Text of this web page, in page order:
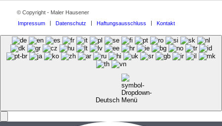
© Copyright - Maler Hausener
Impressum
Datenschutz Haftungsausschluss Kontakt
Deutsch